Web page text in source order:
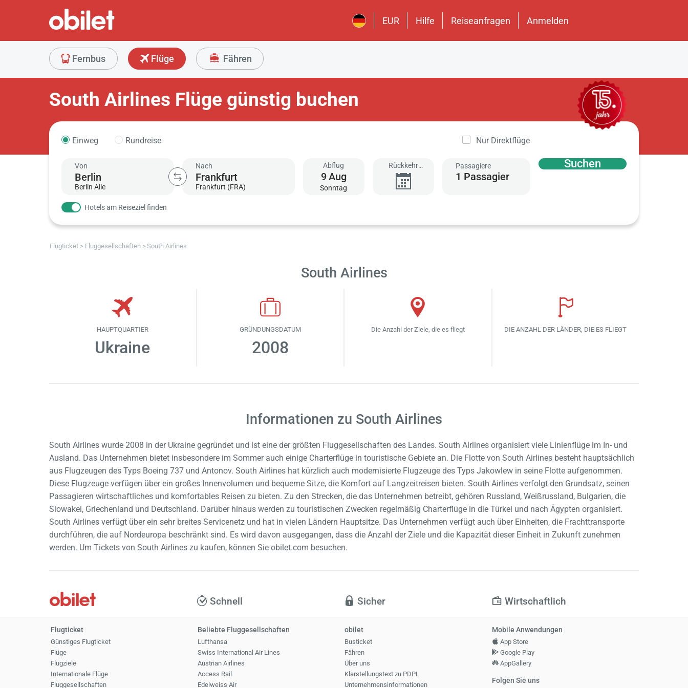
EUR Hilfe Reiseanfragen Anmelden
Fernbus Flüge Fähren
South Airlines Flüge günstig buchen
Einweg Rundreise Nur Direktflüge
Von
Berlin Alle
Nach
Frankfurt (FRA)
Abflug
9Aug
Sonntag
Rückkehr
hinzufügen
Passagiere
1 Passagier
Suchen
Hotels am Reiseziel finden
Flugticket Fluggesellschaften South Airlines
South Airlines
HAUPTQUARTIER
Ukraine
GRÜNDUNGSDATUM
2008
Die Anzahl der Ziele, die es fliegt DIE ANZAHL DER LÄNDER, DIE ES FLIEGT
Informationen zu South Airlines
South Airlines wurde 2008 in der Ukraine gegründet und ist eine der größten Fluggesellschaften des Landes. South Airlines organisiert viele Linienflüge im In- und
Ausland. Das Unternehmen bietet insbesondere im Sommer auch einige Charterflüge in touristische Gebiete an. Die Flotte von South Airlines besteht hauptsächlich
aus Flugzeugen des Typs Boeing 737 und Antonov. South Airlines hat kürzlich auch modernisierte Flugzeuge des Typs Jakowlew in seine Flotte aufgenommen.
Diese Flugzeuge verfügen über ein großes Innenvolumen und bequeme Sitze, die Komfort auf Langzeitreisen bieten. South Airlines verfolgt den Grundsatz, seinen
Passagieren wirtschaftliches und komfortables Reisen zu bieten. Zu den Strecken, die das Unternehmen betreibt, gehören Russland, Weißrussland, Bulgarien, die
Slowakei, Griechenland und Deutschland. Darüber hinaus werden zu touristischen Zwecken regelmäßig Charterflüge in die Türkei und nach Ägypten organisiert.
South Airlines verfügt über ein sehr breites Servicenetz und hat in vielen Ländern Hauptsitze. Das Unternehmen verfügt auch über Einheiten, die Frachttransporte
durchführen, die auf Nordeuropa beschränkt sind. Es wird davon ausgegangen, dass die Anzahl der Ziele und die Kapazität dieser Einheit in Zukunft zunehmen
werden. Um Tickets von South Airlines zu kaufen, können Sie obilet.com besuchen.
Schnell Sicher Wirtschaftlich
Flugticket
Günstiges Flugticket
Flüge
Flugziele
Internationale Flüge
Fluggesellschaften
Beliebte Fluggesellschaften
Lufthansa
Swiss International Air Lines
Austrian Airlines
Access Rail
Edelweiss Air
obilet
Busticket
Fähren
Über uns
Klarstellungstext zu PDPL
Unternehmensinformationen
Mobile Anwendungen
App Store
Google Play
AppGallery
Folgen Sie uns